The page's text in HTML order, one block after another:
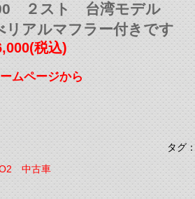
２スト 台湾モデル
アルマフラー付きです
税込)
ムページから
タグ：
中古車